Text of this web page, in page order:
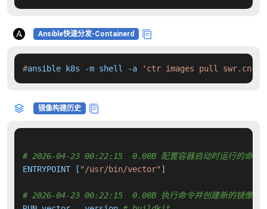
Ansible快速分发-Containerd
#ansible k8s -m shell -a 'ctr images pull swr.cn-
镜像构建历史
# 2026-04-23 00:22:15  0.00B 配置容器启动时运行的命令
ENTRYPOINT [ "/usr/bin/vector" ]
# 2026-04-23 00:22:15  0.00B 执行命令并创建新的镜像层